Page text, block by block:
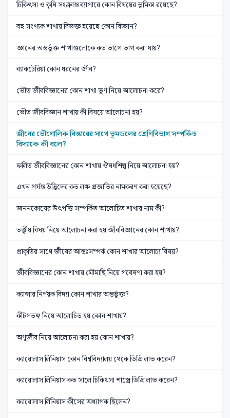
চিকিৎসা ও কৃষি সংক্রান্ত ব্যাপারে কোন বিষয়ের ভূমিকা রয়েছে?
বহু সংখ্যক শাখায় বিভক্ত হয়েছে কোন বিজ্ঞান?
জ্ঞানের অন্তর্ভুক্ত শাখাগুলোকে কত ভাগে ভাগ করা যায়?
ব্যাকটেরিয়া কোন ধরনের জীব?
ভৌত জীববিজ্ঞানের কোন শাখা ভূণ নিয়ে আলোচনা করে?
ভৌত জীববিজ্ঞান শাখায় কী বিষয়ে আলোচনা হয়?
জীবের ভৌগোলিক বিস্তারের সাথে ভূমন্ডলের শ্রেণিবিভাগ সম্পর্কিত
বিদ্যাকে কী বলে?
ফলিত জীববিজ্ঞানের কোন শাখায় ঔষধশিল্প নিয়ে আলোচনা হয়?
এখন পর্যন্ত উদ্ভিদের কত লক্ষ প্রজাতির নামকরণ করা হয়েছে?
জননকোষের উৎপত্তি সম্পর্কিত আলোচিত শাখার নাম কী?
তত্ত্বীয় বিষয় নিয়ে আলোচনা করা হয় জীববিজ্ঞানের কোন শাখায়?
প্রাকৃতির সাথে জীবের আন্তঃসম্পর্ক কোন শাখার আলোচ্য বিষয়?
জীববিজ্ঞানের কোন শাখায় মৌমাছি নিয়ে গবেষণা করা হয়?
ক্যান্সার নির্ণয়ক বিদ্যা কোন শাখার অন্তর্ভুক্ত?
কীটপতঙ্গ নিয়ে আলোচিত হয় কোন শাখায়?
অণুজীব নিয়ে আলোচনা করা হয় কোন শাখায়?
ক্যারোলাস লিনিয়াস কোন বিশ্ববিদ্যালয় থেকে ডিগ্রি লাভ করেন?
ক্যারোলাস লিনিয়াস কত সালে চিকিৎসা শাস্ত্রে ডিগ্রি লাভ করেন?
ক্যারোলাস লিনিয়াস কীসের অধ্যাপক ছিলেন?